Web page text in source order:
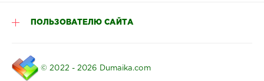
ПОЛЬЗОВАТЕЛЮ САЙТА
© 2022 - 2026 Dumaika.com